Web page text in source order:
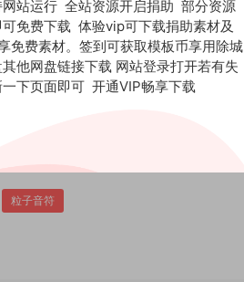
处。
粒子音符
网站运行 全站资源开启捐助 部分资源
免费下载 体验vip可下载捐助素材及
免费素材。签到可获取模板币享用除城
他网盘链接下载 网站登录打开若有失
下页面即可 开通VIP畅享下载